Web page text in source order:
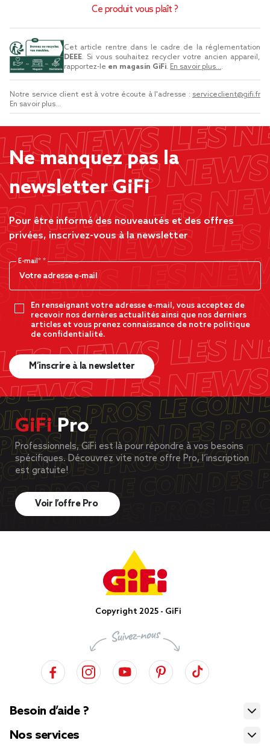
Ce produit vous plaît ?
Cet article rentre dans le cadre de la réglementation
DEEE. Si vous souhaitez recycler votre ancien appareil,
rapportez-le en magasin GiFi. En savoir plus....
Notre service client est à votre écoute à l'adresse : serviceclient@gifi.fr
En savoir plus...
Ne manquez pas la
newsletter GiFi
Pour être informé des nouveautés et des offres
privées, inscrivez-vous à la newsletter
E-mail*
En renseignant votre adresse e-mail, vous acceptez de
recevoir nos dernères actualités ainsi que nos derniers
articles et vous prenez connaissance de notre politique
de confidentialité.
M’inscrire à la newsletter
GiFiPro
Professionnels, GiFi est là pour répondre à vos besoins
spécifiques. Découvrez vite notre offre Pro, l’inscription
est gratuite!
Voir l’offre Pro
Copyright 2025 - GiFi
Besoin d’aide ?
Nos services